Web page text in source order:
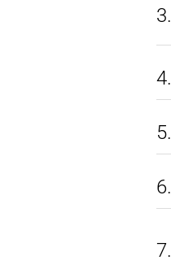
3.
4.
5.
6.
7.